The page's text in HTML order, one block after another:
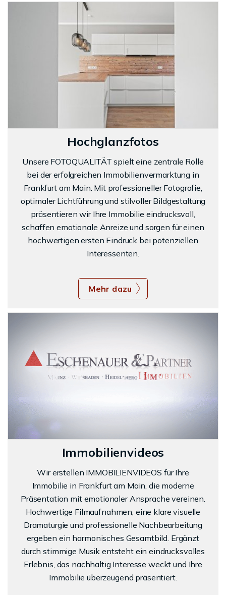
Hochglanzfotos
Unsere FOTOQUALITÄT spielt eine zentrale Rolle
bei der erfolgreichen Immobilienvermarktung in
Frankfurt am Main. Mit professioneller Fotografie,
optimaler Lichtführung und stilvoller Bildgestaltung
präsentieren wir Ihre Immobilie eindrucksvoll,
schaffen emotionale Anreize und sorgen für einen
hochwertigen ersten Eindruck bei potenziellen
Interessenten.
Mehr dazu
Immobilienvideos
Wir erstellen IMMOBILIENVIDEOS für Ihre
Immobilie in Frankfurt am Main, die moderne
Präsentation mit emotionaler Ansprache vereinen.
Hochwertige Filmaufnahmen, eine klare visuelle
Dramaturgie und professionelle Nachbearbeitung
ergeben ein harmonisches Gesamtbild. Ergänzt
durch stimmige Musik entsteht ein eindrucksvolles
Erlebnis, das nachhaltig Interesse weckt und Ihre
Immobilie überzeugend präsentiert.